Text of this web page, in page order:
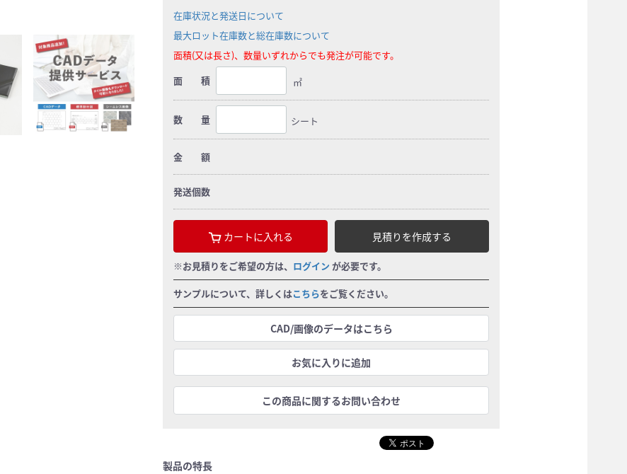
在庫状況と発送日について
最大ロット在庫数と総在庫数について
面積(又は長さ)、数量いずれからでも発注が可能です。
面 積
㎡
数 量 シート
金 額
発送個数
カートに入れる 見積りを作成する
※お見積りをご希望の方は、 ログイン が必要です。
サンプルについて、詳しくはこちらをご覧ください。
CAD/画像のデータはこちら
お気に入りに追加
この商品に関するお問い合わせ
製品の特長